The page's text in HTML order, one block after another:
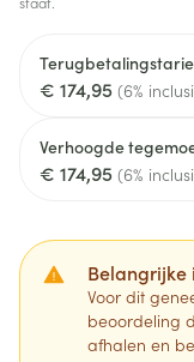
€ 174,95 (6%
Verhoogde
€ 174,95 (6%
Voor dit
beoordeling
afhalen en